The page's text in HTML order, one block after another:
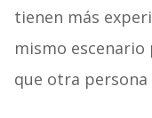
tienen más
mismo
que otra